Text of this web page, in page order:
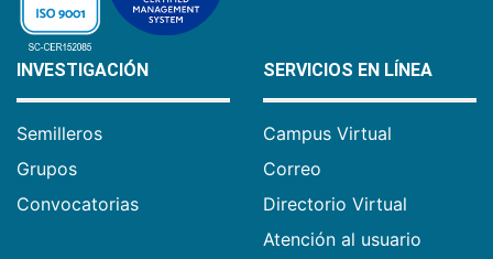
INVESTIGACIÓN
Semilleros
Grupos
Convocatorias
SERVICIOS EN LÍNEA
Campus Virtual
Correo
Directorio Virtual
Atención al usuario